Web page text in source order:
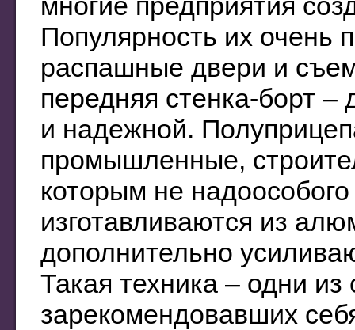
Популярность их очень
распашные двери и
передняя стенка-борт –
и надежной.
промышленные,
которым не
изготавливаются из
дополнительно
Такая техника – одни
зарекомендовавших